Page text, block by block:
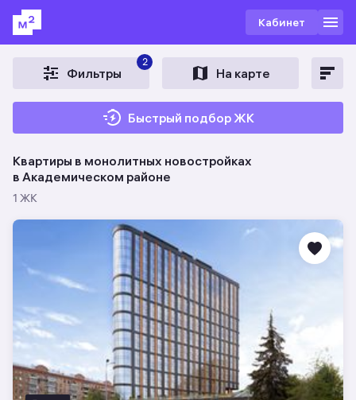
Кабинет
Фильтры
2
На карте
Быстрый подбор ЖК
Квартиры в монолитных новостройках
в Академическом районе
1 ЖК